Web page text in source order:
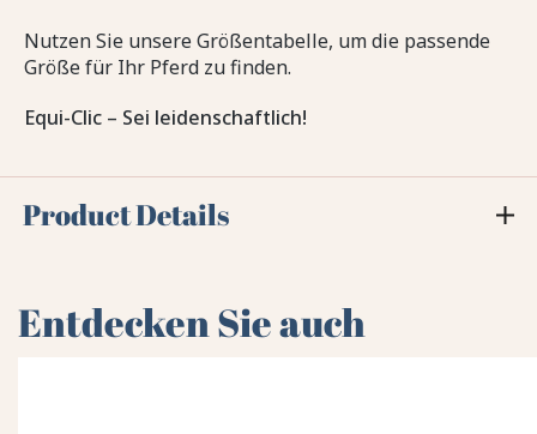
Nutzen Sie unsere Größentabelle, um die passende
Größe für Ihr Pferd zu finden.
Equi-Clic – Sei leidenschaftlich!
Product Details
Entdecken Sie auch